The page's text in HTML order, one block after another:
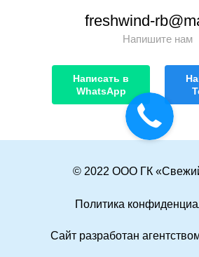
freshwind-
Напишите нам
Написать в
WhatsApp
Сайт разработан
© 2022 ООО ГК
Политика